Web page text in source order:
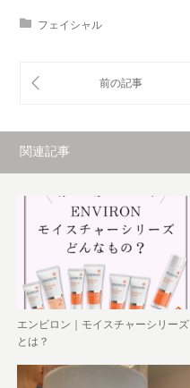
フェイシャル
関連記事
エンビロン｜モイスチャーシリーズ
とは？